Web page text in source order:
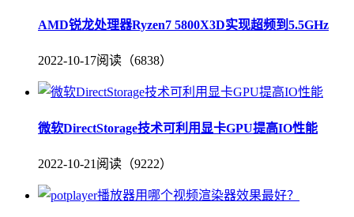
AMD锐龙处理器Ryzen7 5800X3D实现超频到5.5GHz
2022-10-17阅读（6838）
微软DirectStorage技术可利用显卡GPU提高IO性能
2022-10-21 阅读（9222）